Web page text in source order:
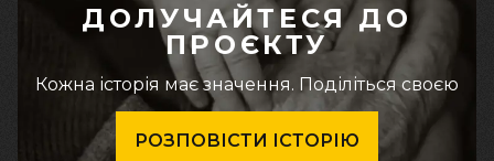
ДОЛУЧАЙТЕСЯ ДО
ПРОЄКТУ
Кожна історія має значення. Поділіться своєю
РОЗПОВІСТИ ІСТОРІЮ